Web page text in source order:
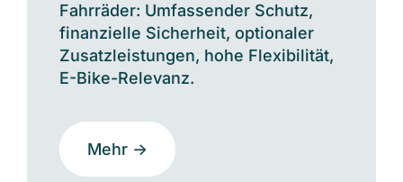
Fahrräder: Umfassender Schutz,
finanzielle Sicherheit, optionaler
Zusatzleistungen, hohe Flexibilität,
E-Bike-Relevanz.
Mehr ->